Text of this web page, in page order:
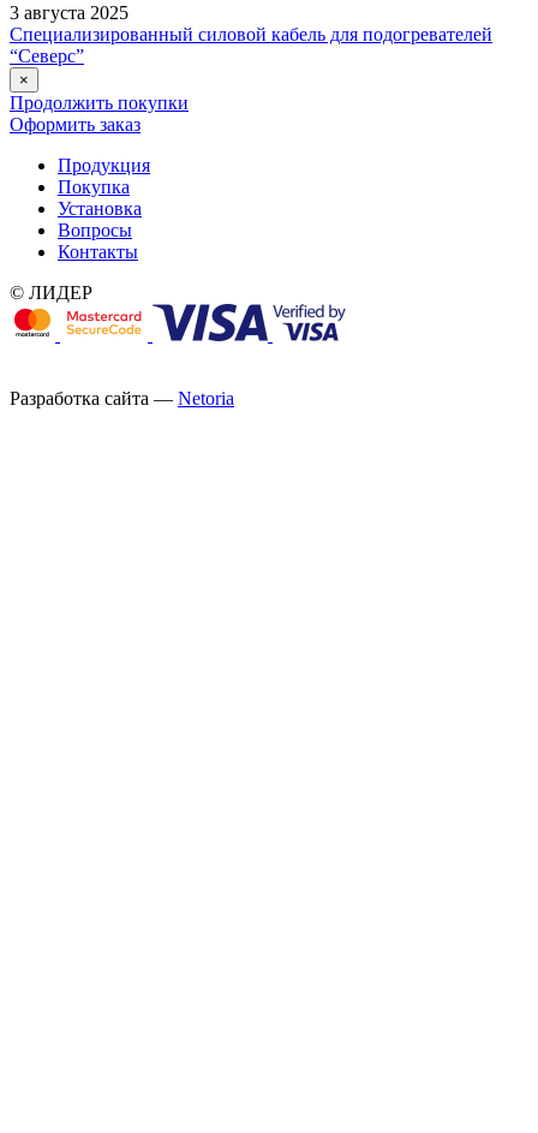
3 августа 2025
Специализированный силовой кабель для подогревателей
“Северс”
×
Продолжить покупки
Оформить заказ
Продукция
Покупка
Установка
Вопросы
Контакты
© ЛИДЕР
Разработка сайта — Netoria